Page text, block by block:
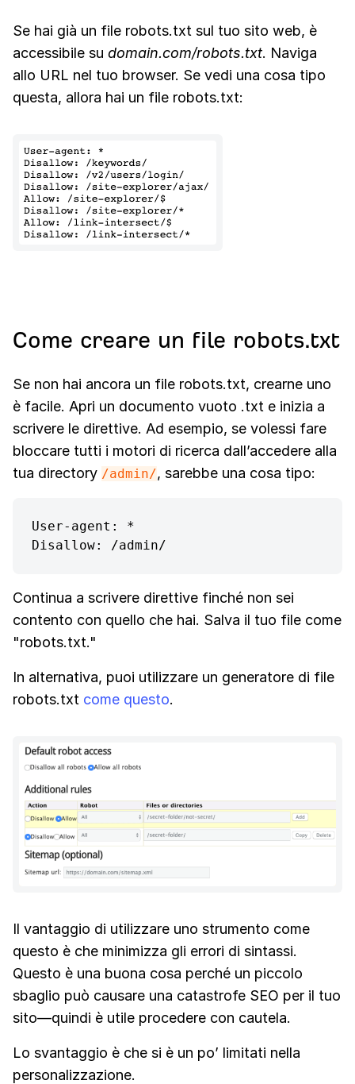
Se hai già un file robots.txt sul tuo sito web, è
accessibile su domain.com/robots.txt. Naviga
allo URL nel tuo browser. Se vedi una cosa tipo
questa, allora hai un file robots.txt:
Come creare un file robots.txt
Se non hai ancora un file robots.txt, crearne uno
è facile. Apri un documento vuoto .txt e inizia a
scrivere le direttive. Ad esempio, se volessi fare
bloccare tutti i motori di ricerca dall’accedere alla
tua directory /admin/, sarebbe una cosa tipo:
User-agent: *
Disallow: /admin/
Continua a scrivere direttive finché non sei
contento con quello che hai. Salva il tuo file come
"robots.txt."
In alternativa, puoi utilizzare un generatore di file
robots.txt come questo.
Il vantaggio di utilizzare uno strumento come
questo è che minimizza gli errori di sintassi.
Questo è una buona cosa perché un piccolo
sbaglio può causare una catastrofe SEO per il tuo
sito—quindi è utile procedere con cautela.
Lo svantaggio è che si è un po’ limitati nella
personalizzazione.